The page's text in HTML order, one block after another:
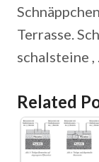
Terrasse.
schalsteine ,
Related